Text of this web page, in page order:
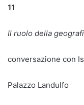
11
Il ruolo della
conversazione con
Palazzo Landulfo